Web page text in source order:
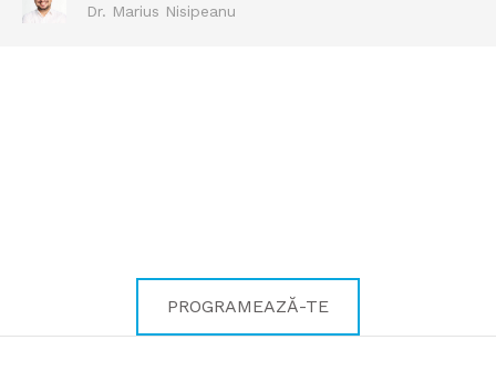
Dr. Marius Nisipeanu
PROGRAMEAZĂ-TE